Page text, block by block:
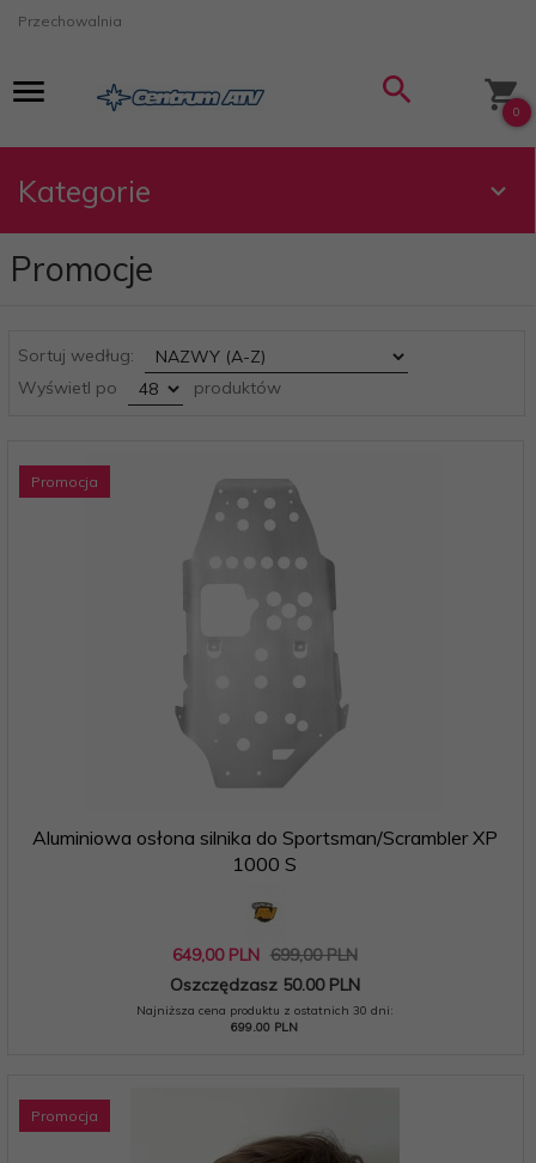
Przechowalnia
0
Kategorie
Promocje
Sortuj według:
sort
Wyświetl po
pop produktów
Promocja
Aluminiowa osłona silnika do Sportsman/Scrambler XP
1000 S
649,00 PLN 699,00 PLN
Oszczędzasz 50.00 PLN
Najniższa cena produktu z ostatnich 30 dni:
699.00 PLN
Promocja